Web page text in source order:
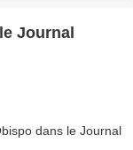
Journal